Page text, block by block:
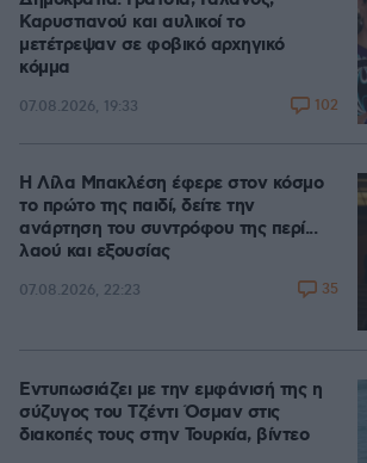
Καρυστιανού και αυλικοί το
μετέτρεψαν σε φοβικό αρχηγικό
κόμμα
07.08.2026, 19:33 102
Η Λίλα Μπακλέση έφερε στον κόσμο
το πρώτο της παιδί, δείτε την
ανάρτηση του συντρόφου της περί...
λαού και εξουσίας
07.08.2026, 22:23 35
Εντυπωσιάζει με την εμφάνισή της η
σύζυγος του Τζέντι Όσμαν στις
διακοπές τους στην Τουρκία, βίντεο